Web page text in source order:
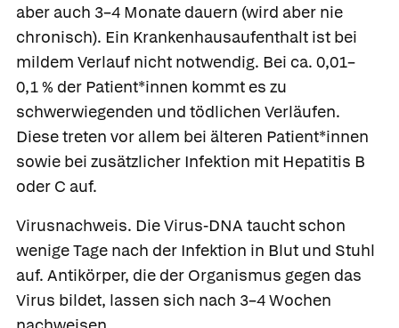
aber auch 3–4 Monate dauern (wird aber nie
chronisch). Ein Krankenhausaufenthalt ist bei
mildem Verlauf nicht notwendig. Bei ca. 0,01–
0,1 % der Patient*innen kommt es zu
schwerwiegenden und tödlichen Verläufen.
Diese treten vor allem bei älteren Patient*innen
sowie bei zusätzlicher Infektion mit Hepatitis B
oder C auf.
Virusnachweis. Die Virus-DNA taucht schon
wenige Tage nach der Infektion in Blut und Stuhl
auf. Antikörper, die der Organismus gegen das
Virus bildet, lassen sich nach 3–4 Wochen